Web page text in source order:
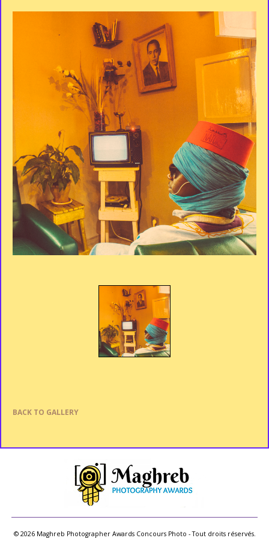
BACK TO GALLERY
© 2026 Maghreb Photographer Awards Concours Photo - Tout droits réservés.